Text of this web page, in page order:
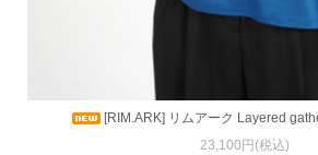
[RIM.ARK] リムアーク Layered
23,100円(税込)